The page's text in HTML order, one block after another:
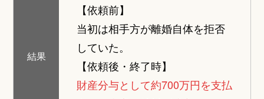
結果
【依頼前】
当初は相手方が離婚自体を拒否
していた。
【依頼後・終了時】
財産分与として約700万円を支払